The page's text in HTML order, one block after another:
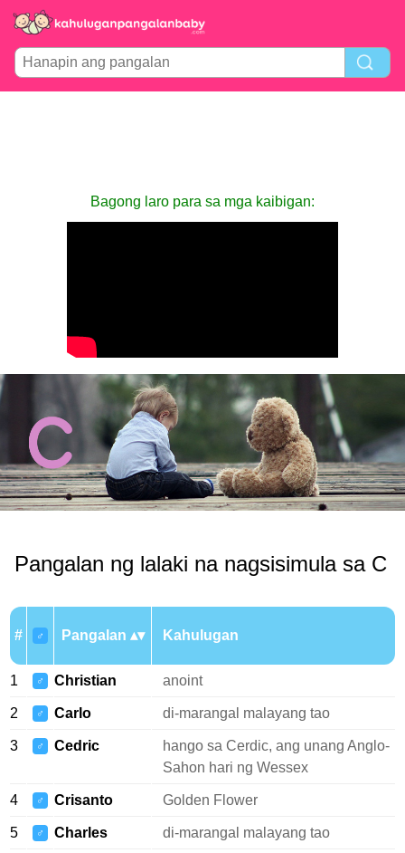
Bagong laro para sa mga kaibigan:
Pangalan ng lalaki na nagsisimula sa C
# ♂ Pangalan Kahulugan
1 ♂ Christian anoint
2 ♂ Carlo di-marangal malayang tao
3 ♂ Cedric
hango sa Cerdic, ang unang Anglo-
Sahon hari ng Wessex
4 ♂ Crisanto Golden Flower
5 ♂ Charles di-marangal malayang tao